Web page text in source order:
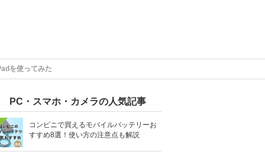
を使ってみた
PC・スマホ・カメラの人気記事
コンビニで買えるモバイルバッテリーお
すすめ8選！使い方の注意点も解説